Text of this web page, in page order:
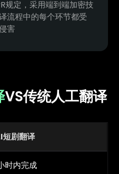
规定，采用端到端加密技
流程中的每个环节都受
害
VS传统人工翻译
短剧翻译
时内完成